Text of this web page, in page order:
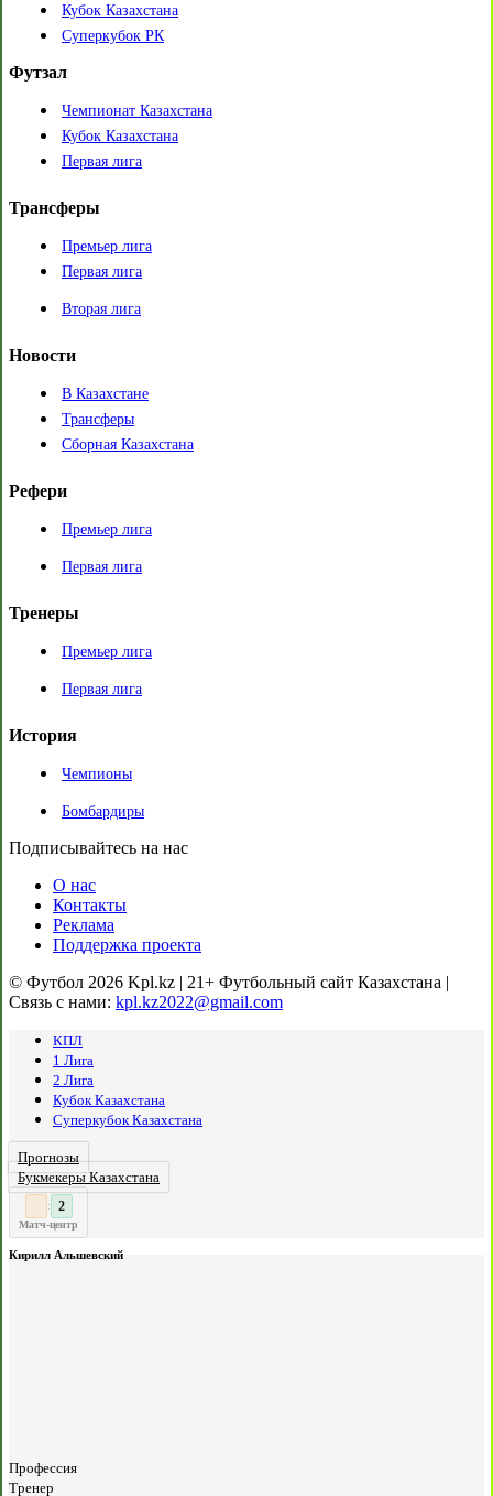
Кубок Казахстана
Суперкубок РК
Футзал
Чемпионат Казахстана
Кубок Казахстана
Первая лига
Трансферы
Премьер лига
Первая лига
Вторая лига
Новости
В Казахстане
Трансферы
Сборная Казахстана
Рефери
Премьер лига
Первая лига
Тренеры
Премьер лига
Первая лига
История
Чемпионы
Бомбардиры
Подписывайтесь на нас
О нас
Контакты
Реклама
Поддержка проекта
© Футбол 2026 Kpl.kz | 21+ Футбольный сайт Казахстана |
Связь с нами: kpl.kz2022@gmail.com
КПЛ
1 Лига
2 Лига
Кубок Казахстана
Суперкубок Казахстана
Прогнозы
Букмекеры Казахстана
: 2
Матч-центр
Кирилл Альшевский
Профессия
Тренер